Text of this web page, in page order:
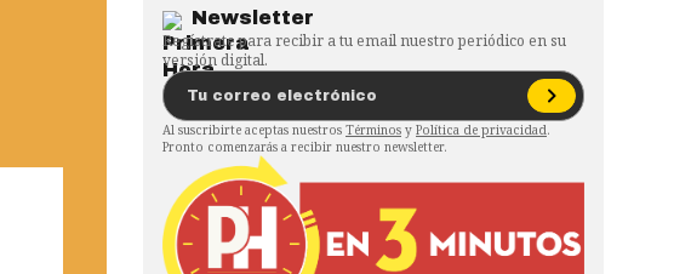
Newsletter
Regístrate para recibir a tu email nuestro periódico en su
versión digital.
Al suscribirte aceptas nuestros Términos y Política de privacidad.
Pronto comenzarás a recibir nuestro newsletter.